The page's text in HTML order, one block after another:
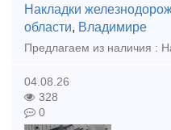
Накладки
области, Владимире
04.08.26
328
0